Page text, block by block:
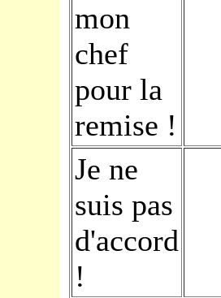
mon
chef
pour la
remise !
Je ne
suis pas
d'accord
!